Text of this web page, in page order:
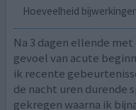
Hoeveelheid
Na 3 dagen ellende
gevoel van acute
ik recente
de nacht uren durende
gekregen waarna ik